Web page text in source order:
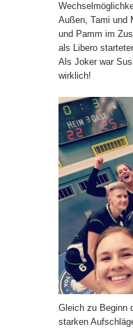
Außen, Tami und
und Pamm im
als Libero
Als Joker war
wirklich!
Gleich zu Beginn
starken